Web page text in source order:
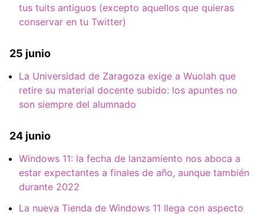
tus tuits antiguos (excepto aquellos que quieras
conservar en tu Twitter)
25 junio
La Universidad de Zaragoza exige a Wuolah que
retire su material docente subido: los apuntes no
son siempre del alumnado
24 junio
Windows 11: la fecha de lanzamiento nos aboca a
estar expectantes a finales de año, aunque también
durante 2022
La nueva Tienda de Windows 11 llega con aspecto